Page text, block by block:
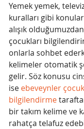
Yemek yemek,
kuralları gibi
alışık
çocukları
onlarla sohbet
kelimeler otomatik
gelir. Söz konusu
ise ebeveynler
bilgilendirme
bir takım kelime ve
rahatça telafuz